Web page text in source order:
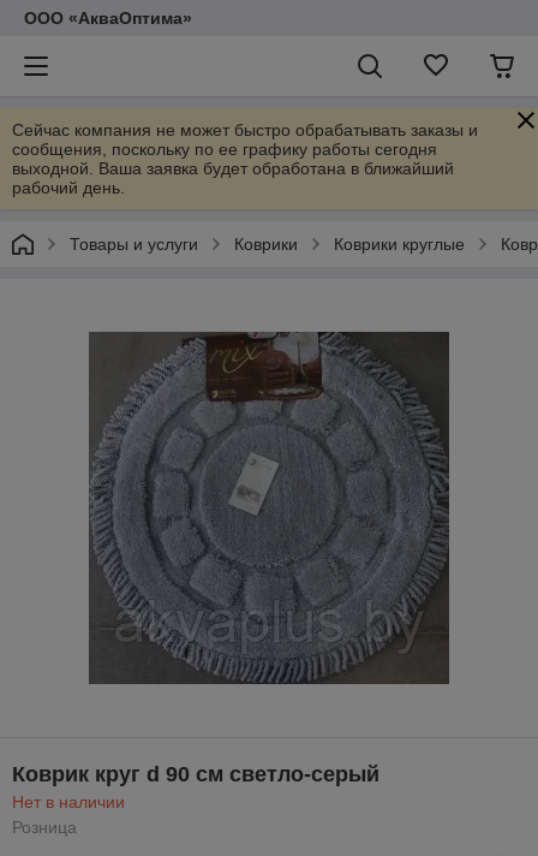
ООО «АкваОптима»
Сейчас компания не может быстро обрабатывать заказы и
сообщения, поскольку по ее графику работы сегодня
выходной. Ваша заявка будет обработана в ближайший
рабочий день.
Товары и услуги Коврики Коврики круглые
Коврик круг d 90 см светло-серый
Нет в наличии
Розница